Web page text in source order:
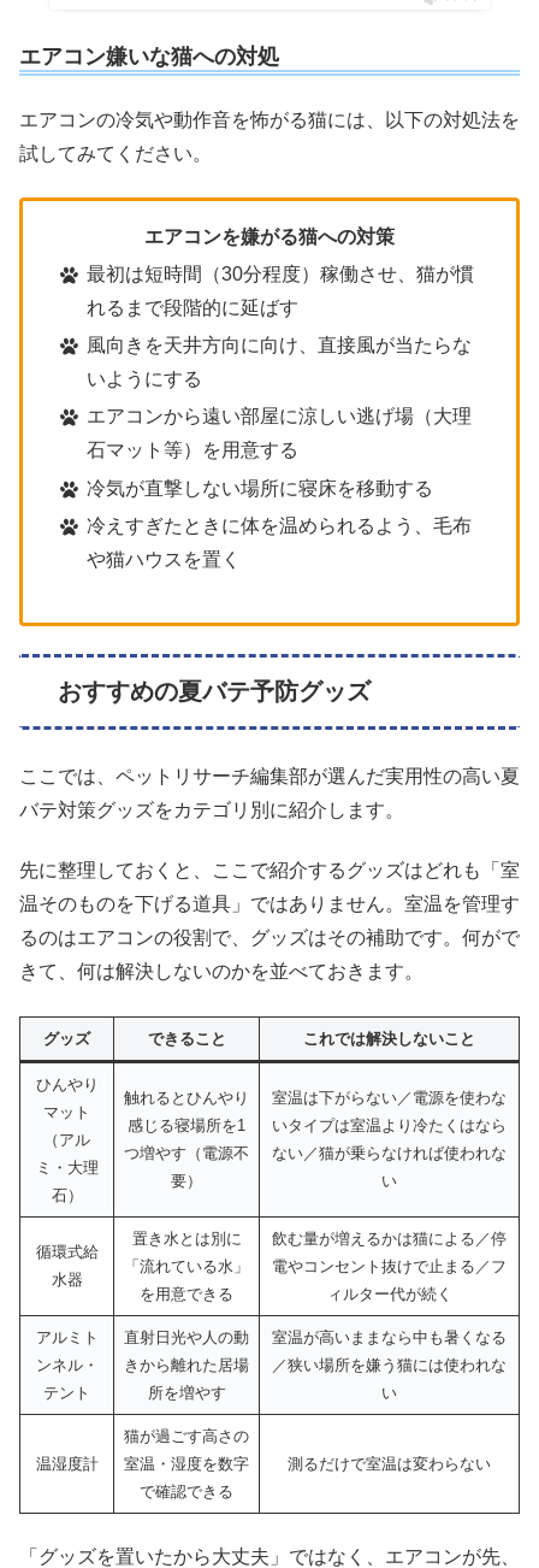
エアコン嫌いな猫への対処
エアコンの冷気や動作音を怖がる猫には、以下の対処法を
試してみてください。
エアコンを嫌がる猫への対策
最初は短時間（30分程度）稼働させ、猫が慣
れるまで段階的に延ばす
風向きを天井方向に向け、直接風が当たらな
いようにする
エアコンから遠い部屋に涼しい逃げ場（大理
石マット等）を用意する
冷気が直撃しない場所に寝床を移動する
冷えすぎたときに体を温められるよう、毛布
や猫ハウスを置く
おすすめの夏バテ予防グッズ
ここでは、ペットリサーチ編集部が選んだ実用性の高い夏
バテ対策グッズをカテゴリ別に紹介します。
先に整理しておくと、ここで紹介するグッズはどれも「室
温そのものを下げる道具」ではありません。室温を管理す
るのはエアコンの役割で、グッズはその補助です。何がで
きて、何は解決しないのかを並べておきます。
グッズ できること これでは解決しないこと
ひんやり
マット
（アル
ミ・大理
石）
触れるとひんやり
感じる寝場所を1
つ増やす（電源不
要）
室温は下がらない／電源を使わな
いタイプは室温より冷たくはなら
ない／猫が乗らなければ使われな
い
循環式給
水器
置き水とは別に
「流れている水」
を用意できる
飲む量が増えるかは猫による／停
電やコンセント抜けで止まる／フ
ィルター代が続く
アルミト
ンネル・
テント
直射日光や人の動
きから離れた居場
所を増やす
室温が高いままなら中も暑くなる
／狭い場所を嫌う猫には使われな
い
温湿度計
猫が過ごす高さの
室温・湿度を数字
で確認できる
測るだけで室温は変わらない
「グッズを置いたから大丈夫」ではなく、エアコンが先、